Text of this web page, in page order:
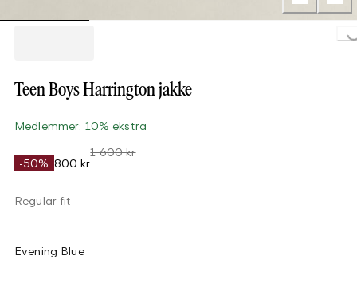
Teen Boys Harrington jakke
Medlemmer: 10% ekstra
-50% 800 kr
1 600 kr
Regular fit
Evening Blue